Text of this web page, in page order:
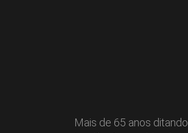
Mais de 65 anos ditando